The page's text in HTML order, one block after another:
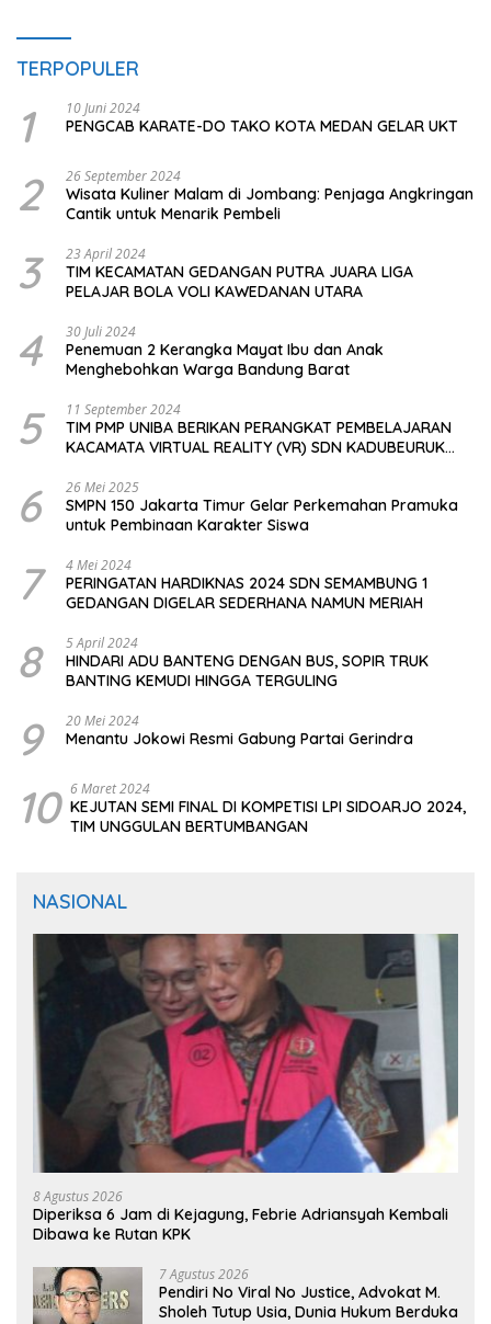
TERPOPULER
1 10 Juni 2024
PENGCAB KARATE-DO TAKO KOTA MEDAN GELAR UKT
2 26 September 2024
Wisata Kuliner Malam di Jombang: Penjaga Angkringan
Cantik untuk Menarik Pembeli
3 23 April 2024
TIM KECAMATAN GEDANGAN PUTRA JUARA LIGA
PELAJAR BOLA VOLI KAWEDANAN UTARA
4 30 Juli 2024
Penemuan 2 Kerangka Mayat Ibu dan Anak
Menghebohkan Warga Bandung Barat
5 11 September 2024
TIM PMP UNIBA BERIKAN PERANGKAT PEMBELAJARAN
KACAMATA VIRTUAL REALITY (VR) SDN KADUBEURUK
6 26 Mei 2025
SMPN 150 Jakarta Timur Gelar Perkemahan Pramuka
untuk Pembinaan Karakter Siswa
7 4 Mei 2024
PERINGATAN HARDIKNAS 2024 SDN SEMAMBUNG 1
GEDANGAN DIGELAR SEDERHANA NAMUN MERIAH
8 5 April 2024
HINDARI ADU BANTENG DENGAN BUS, SOPIR TRUK
BANTING KEMUDI HINGGA TERGULING
9 20 Mei 2024
Menantu Jokowi Resmi Gabung Partai Gerindra
10 6 Maret 2024
KEJUTAN SEMI FINAL DI KOMPETISI LPI SIDOARJO 2024,
TIM UNGGULAN BERTUMBANGAN
NASIONAL
8 Agustus 2026
Diperiksa 6 Jam di Kejagung, Febrie Adriansyah Kembali
Dibawa ke Rutan KPK
7 Agustus 2026
Pendiri No Viral No Justice, Advokat M.
Sholeh Tutup Usia, Dunia Hukum Berduka